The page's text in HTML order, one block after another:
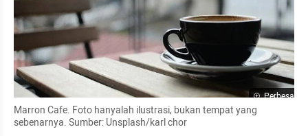
Perbesar
Marron Cafe. Foto hanyalah ilustrasi, bukan tempat yang
sebenarnya. Sumber: Unsplash/karl chor